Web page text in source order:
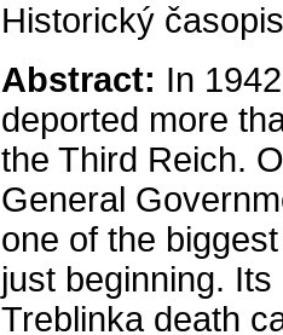
Historický
Abstract: In
deported more
the Third Reich.
General
one of the
just beginning.
Treblinka death